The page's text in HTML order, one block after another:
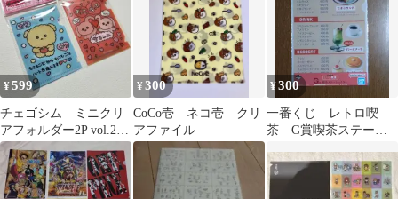
¥599
チェゴシム ミニクリ
アフォルダー2P vol.2
2点セット セリア
¥300
CoCo壱 ネコ壱 クリ
アファイル
¥300
一番くじ レトロ喫
茶 G賞喫茶ステーシ
クリアファイル）